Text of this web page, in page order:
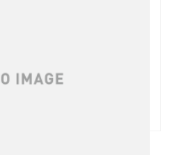
ので、 うちはやっぱり仮オ